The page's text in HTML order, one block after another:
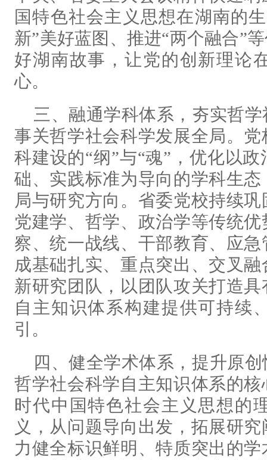
国特色社会主义思想在湖南的
新”美好蓝图、推进“两个融合”
好湖南故事，让党的创新理论
心。
三、融通学科体系，夯实哲
事关哲学社会科学发展全局。
科建设的“纲”与“魂”，优化以
础、实践标准为导向的学科生
局与研究方向。省委党校持续
党建学、哲学、政治学等传统
察、统一战线、干部教育、应
成基础扎实、重点突出、交叉
新研究团队，以团队攻关打造
自主知识体系构建提供可持续
引。
四、健全学术体系，提升原
哲学社会科学自主知识体系的
时代中国特色社会主义思想的
义，从问题导向出发，拓展研
力健全标识鲜明、特质突出的